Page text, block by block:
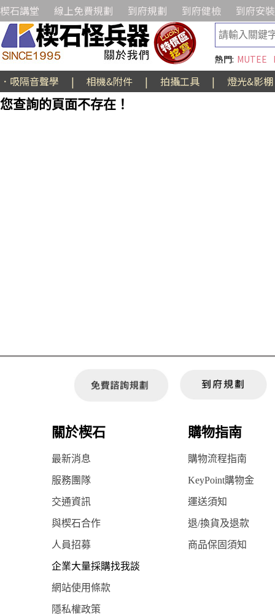
楔石講堂 線上免費規劃 到府規劃 到府健檢 到府安裝
熱門: MUTEE
．吸隔音聲學 | 相機&附件 | 拍攝工具 |
燈光&影棚
您查詢的頁面不存在！
關於楔石 購物指南
最新消息 購物流程指南
服務團隊 KeyPoint購物金
交通資訊 運送須知
與楔石合作 退/換貨及退款
人員招募 商品保固須知
企業大量採購找我談
網站使用條款
隱私權政策